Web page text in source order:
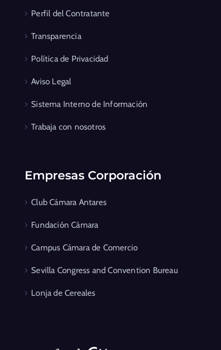
Perfil del Contratante
Transparencia
Política de Privacidad
Aviso Legal
Sistema Interno de Información
Trabaja con nosotros
Empresas Corporación
Club Cámara Antares
Fundación Cámara
Campus Cámara de Comercio
Sevilla Congress and Convention Bureau
Lonja de Cereales